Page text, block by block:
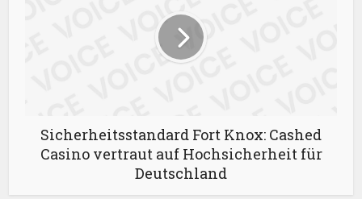
Sicherheitsstandard Fort Knox: Cashed
Casino vertraut auf Hochsicherheit für
Deutschland